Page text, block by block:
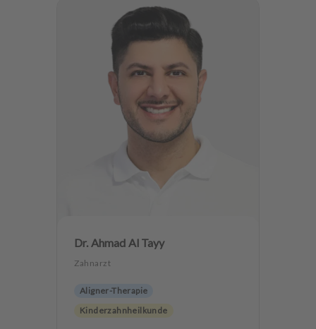
Dr. Ahmad Al Tayy
Zahnarzt
Aligner-Therapie
Kinderzahnheilkunde